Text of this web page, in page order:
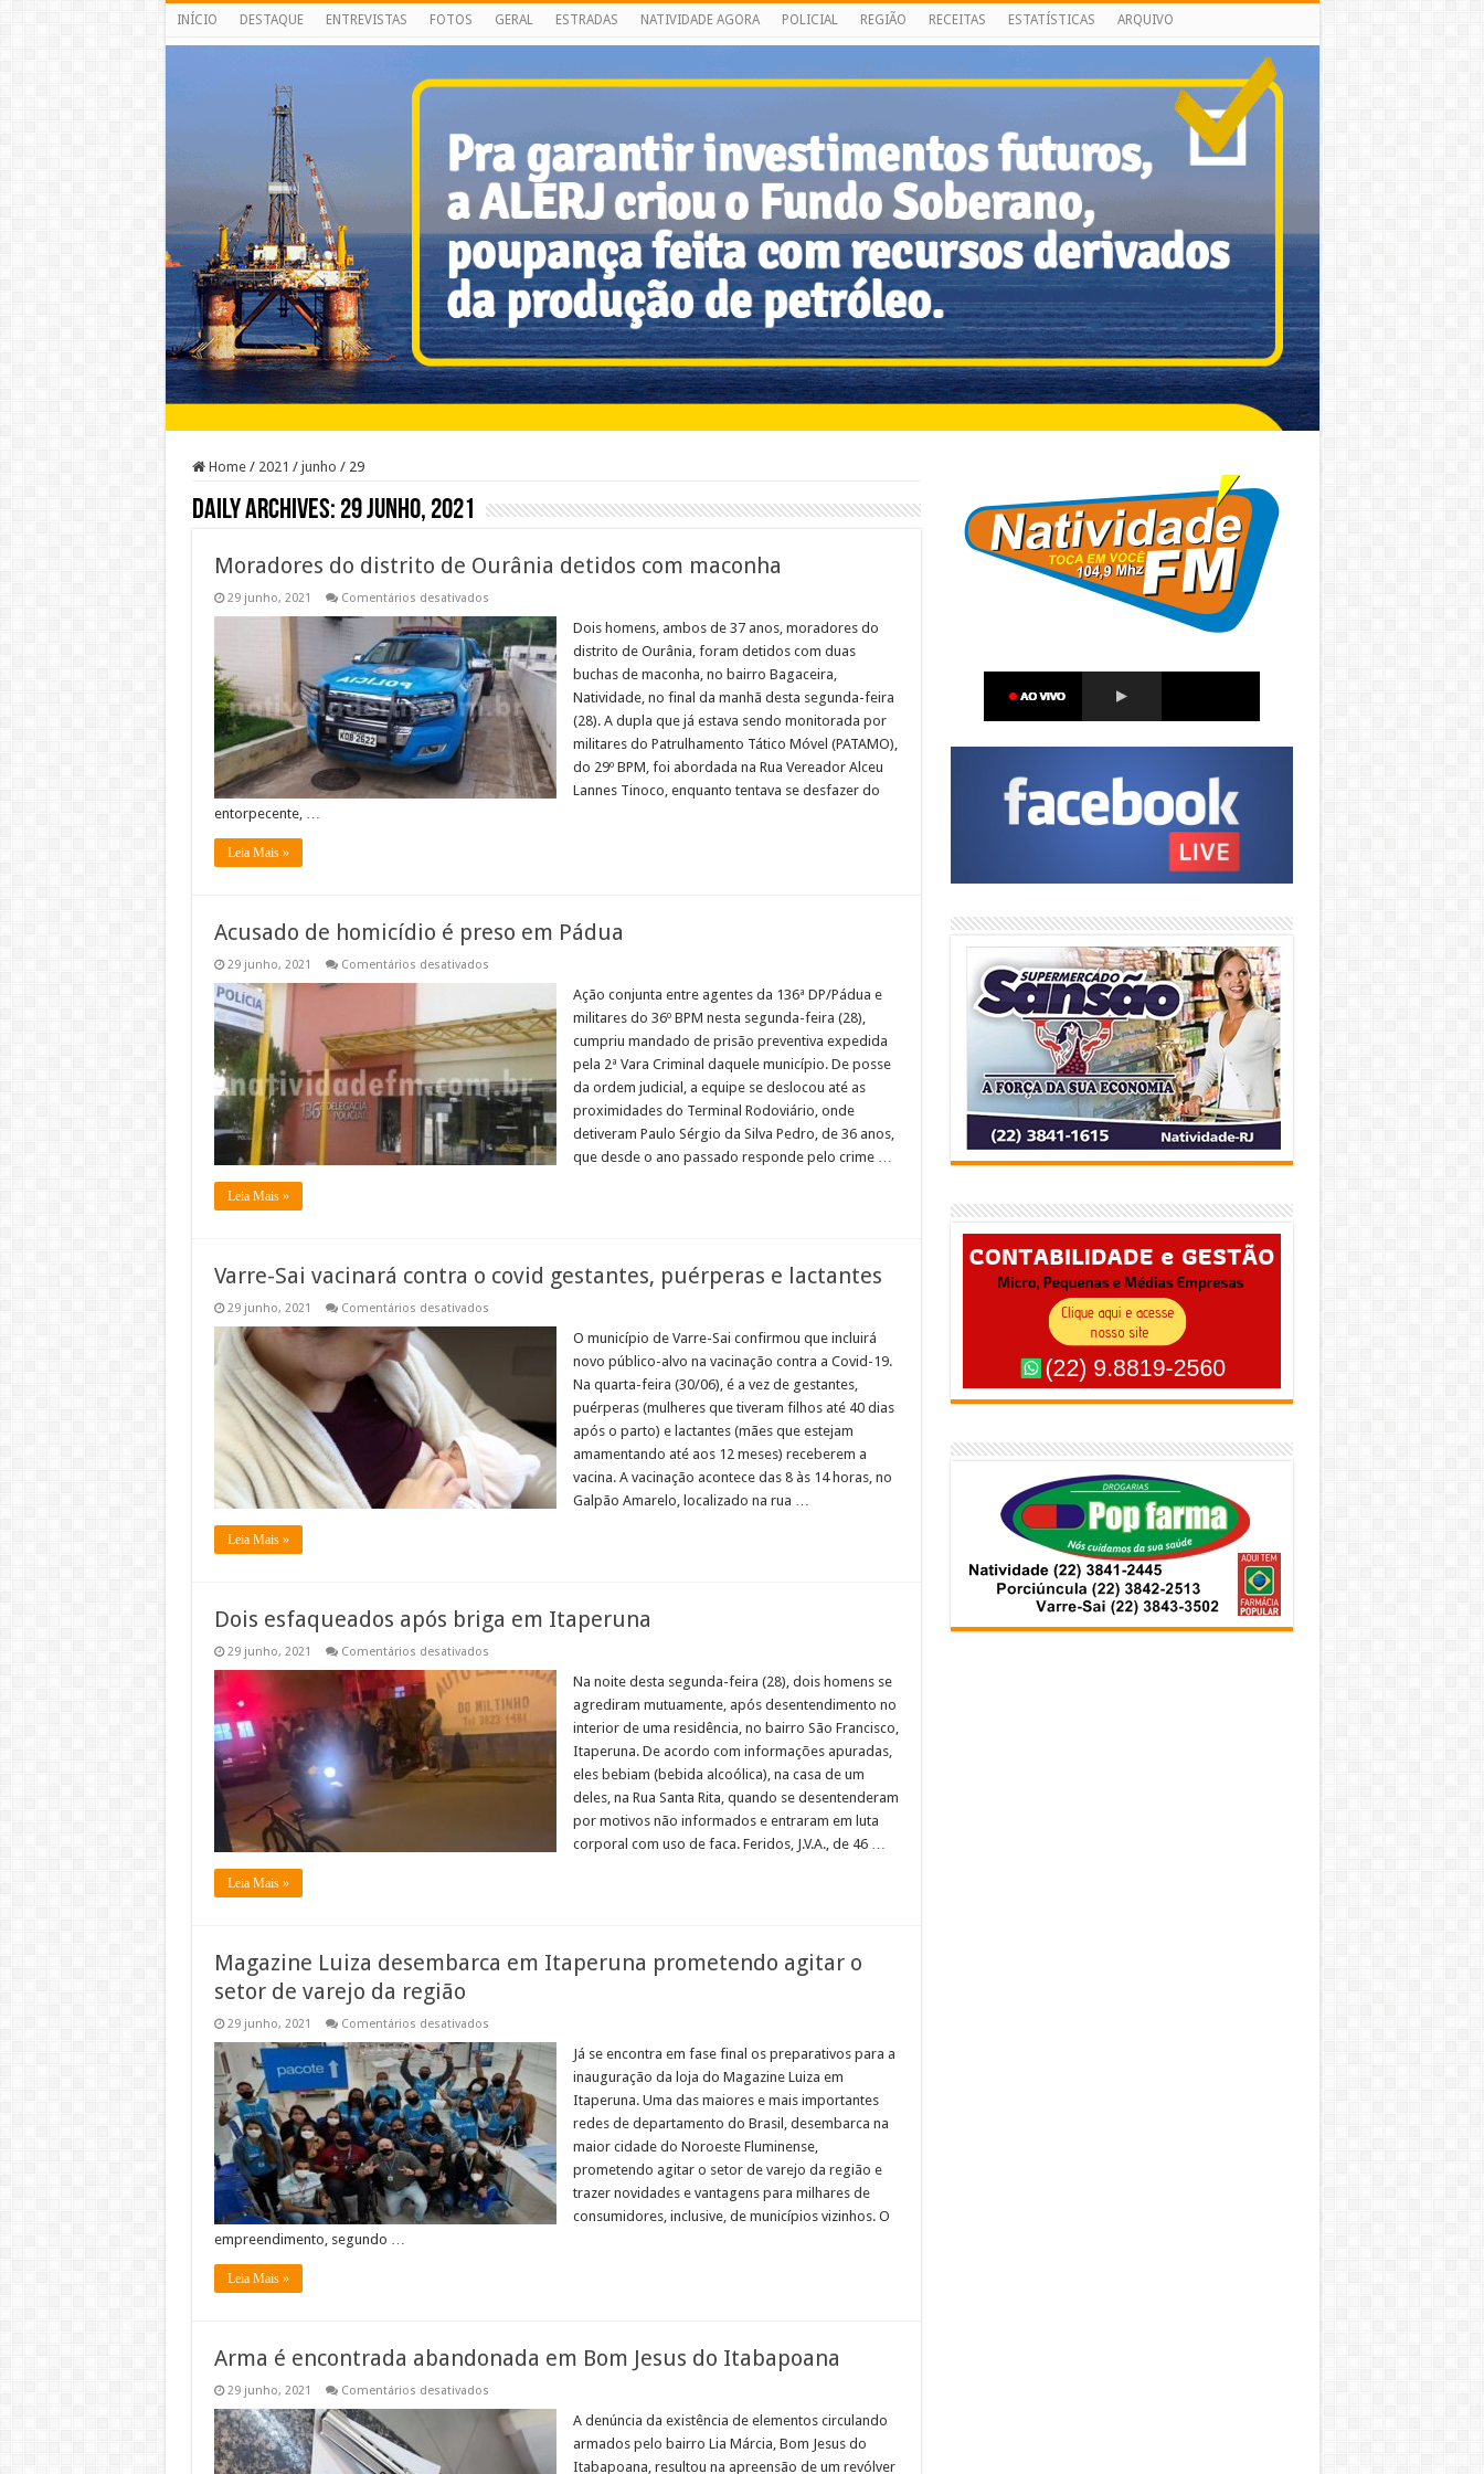
INÍCIO DESTAQUE ENTREVISTAS FOTOS GERAL ESTRADAS NATIVIDADE AGORA POLICIAL REGIÃO RECEITAS ESTATÍSTICAS ARQUIVO
Home / 2021 / junho / 29
Daily Archives: 29 junho, 2021
Moradores do distrito de Ourânia detidos com maconha
29 junho, 2021 Comentários desativadosem
do
distrito
de
Ourânia
detidos
com
maconha
Dois homens, ambos de 37 anos, moradores do
distrito de Ourânia, foram detidos com duas
buchas de maconha, no bairro Bagaceira,
Natividade, no final da manhã desta segunda-feira
(28). A dupla que já estava sendo monitorada por
militares do Patrulhamento Tático Móvel (PATAMO),
do 29º BPM, foi abordada na Rua Vereador Alceu
Lannes Tinoco, enquanto tentava se desfazer do
entorpecente, …
Leia Mais »
Acusado de homicídio é preso em Pádua
29 junho, 2021 Comentários desativadosem
homicídio
é
preso
em
Pádua
Ação conjunta entre agentes da 136ª DP/Pádua e
militares do 36º BPM nesta segunda-feira (28),
cumpriu mandado de prisão preventiva expedida
pela 2ª Vara Criminal daquele município. De posse
da ordem judicial, a equipe se deslocou até as
proximidades do Terminal Rodoviário, onde
detiveram Paulo Sérgio da Silva Pedro, de 36 anos,
que desde o ano passado responde pelo crime …
Leia Mais »
Varre-Sai vacinará contra o covid gestantes, puérperas e lactantes
29 junho, 2021 Comentários desativadosem
gestantes,
puérperas
e
lactantes
O município de Varre-Sai confirmou que incluirá
novo público-alvo na vacinação contra a Covid-19.
Na quarta-feira (30/06), é a vez de gestantes,
puérperas (mulheres que tiveram filhos até 40 dias
após o parto) e lactantes (mães que estejam
amamentando até aos 12 meses) receberem a
vacina. A vacinação acontece das 8 às 14 horas, no
Galpão Amarelo, localizado na rua …
Leia Mais »
Dois esfaqueados após briga em Itaperuna
29 junho, 2021 Comentários desativadosem
esfaqueados
briga
em
Itaperuna
Na noite desta segunda-feira (28), dois homens se
agrediram mutuamente, após desentendimento no
interior de uma residência, no bairro São Francisco,
Itaperuna. De acordo com informações apuradas,
eles bebiam (bebida alcoólica), na casa de um
deles, na Rua Santa Rita, quando se desentenderam
por motivos não informados e entraram em luta
corporal com uso de faca. Feridos, J.V.A., de 46 …
Leia Mais »
Magazine Luiza desembarca em Itaperuna prometendo agitar o
setor de varejo da região
29 junho, 2021 Comentários desativadosem
Luiza
desembarca
em
Itaperuna
prometendo
agitar
o
setor
de
varejo
da
região
Já se encontra em fase final os preparativos para a
inauguração da loja do Magazine Luiza em
Itaperuna. Uma das maiores e mais importantes
redes de departamento do Brasil, desembarca na
maior cidade do Noroeste Fluminense,
prometendo agitar o setor de varejo da região e
trazer novidades e vantagens para milhares de
consumidores, inclusive, de municípios vizinhos. O
empreendimento, segundo …
Leia Mais »
Arma é encontrada abandonada em Bom Jesus do Itabapoana
29 junho, 2021 Comentários desativadosem
encontrada
abandonada
A denúncia da existência de elementos circulando
armados pelo bairro Lia Márcia, Bom Jesus do
Itabapoana, resultou na apreensão de um revólver